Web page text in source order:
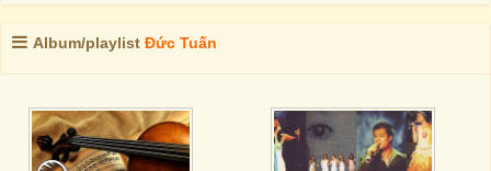
Album/playlist Đức Tuấn